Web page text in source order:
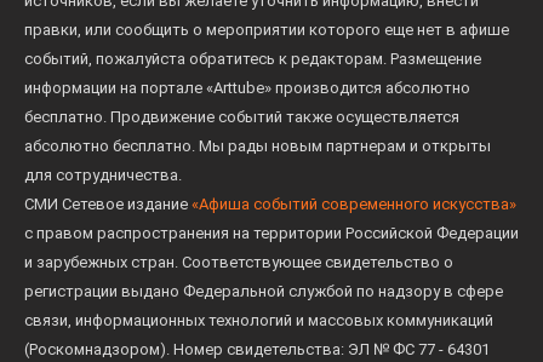
правки, или сообщить о мероприятии которого еще нет в афише
событий, пожалуйста обратитесь к редакторам. Размещение
информации на портале «Arttube» производится абсолютно
бесплатно. Продвижение событий также осуществляется
абсолютно бесплатно. Мы рады новым партнерам и открыты
для сотрудничества.
СМИ Сетевое издание «Афиша событий современного искусства»
с правом распространения на территории Российской Федерации
и зарубежных стран. Соответствующее свидетельство о
регистрации выдано Федеральной службой по надзору в сфере
связи, информационных технологий и массовых коммуникаций
(Роскомнадзором). Номер свидетельства: ЭЛ № ФС 77 - 64301